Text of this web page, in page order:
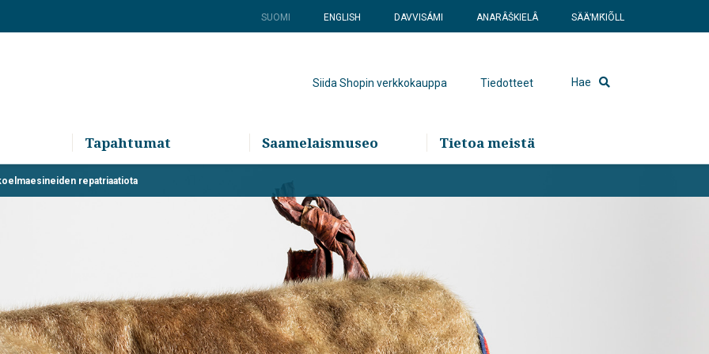
SUOMI ENGLISH DAVVISÁMI ANARÂŠKIELÂ SÄÄʹMǨIÕLL
Siida Shopin verkkokauppa Tiedotteet Hae
Tapahtumat Saamelaismuseo Tietoa meistä
repatriaatiota